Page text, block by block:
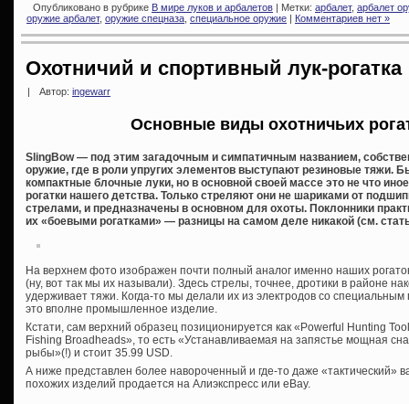
Опубликовано в рубрике В мире луков и арбалетов | Метки: арбалет, арбалет
оружие арбалет, оружие спецназа специальное оружие | Комментариев нет »
Охотничий и спортивный лук-рогатка
Автор: ingewarr
Основные виды охотничьих
SlingBow — под этим загадочным и симпатичным названием,
оружие, где в роли упругих элементов выступают резиновые тяжи.
компактные блочные луки, но в основной своей массе это не что
рогатки нашего детства. Только стреляют они не шариками от
стрелами, и предназначены в основном для охоты. Поклонники
их «боевыми рогатками» — разницы на самом деле никакой (см.
На верхнем фото изображен почти полный аналог именно наших
(ну, вот так мы их называли). Здесь стрелы, точнее, дротики в районе
удерживает тяжи. Когда-то мы делали их из электродов со
это вполне промышленное изделие.
Кстати, сам верхний образец позиционируется как «Powerful Hunting
Fishing Broadheads», то есть «Устанавливаемая на запястье мощная
рыбы»(!) и стоит 35.99 USD.
А ниже представлен более навороченный и где-то даже «тактический»
похожих изделий продается на Алиэкспресс или eBay.